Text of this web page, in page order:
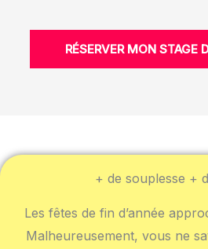
RÉSERVER MON STAGE
+ de souplesse +
Les fêtes de fin d’année
Malheureusement, vous ne